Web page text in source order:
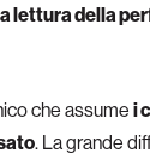
lettura della
che assumei
. La grande